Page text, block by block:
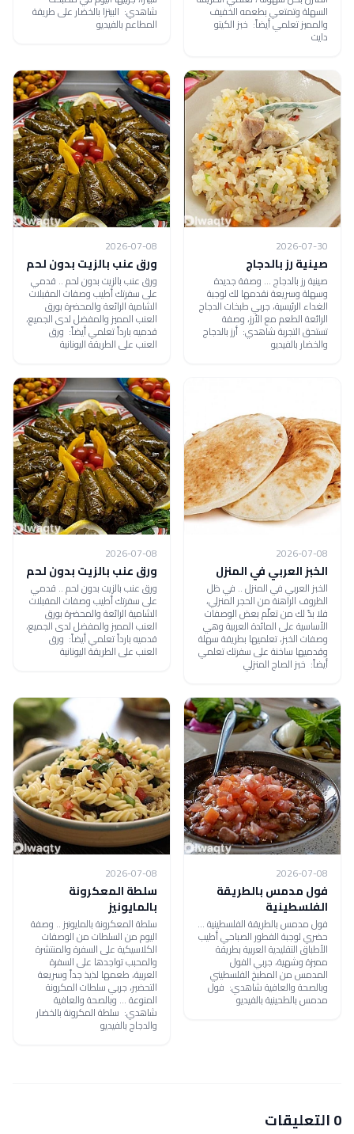
السهلة وتمتعي بطعمه الخفيف
والمميز تعلمي أيضاً: خبز الكيتو
دايت
شاهدي: البيتزا بالخضار على طريقة
المطاعم بالفيديو
2026-07-30
صينية رز بالدجاج
صينية رز بالدجاج ... وصفة جديدة
وسهلة وسريعة نقدمها لك لوجبة
الغداء الرئيسية، جربي طبخات الدجاج
الرائعة الطعم مع الأرز، وصفة
تستحق التجربة شاهدي: أرز بالدجاج
والخضار بالفيديو
2026-07-08
ورق عنب بالزيت بدون لحم
ورق عنب بالزيت بدون لحم .. قدمي
على سفرتك أطيب وصفات المقبلات
الشامية الرائعة والمحضرة بورق
العنب المميز والمفضل لدى الجميع،
قدميه بارداً تعلمي أيضاً: ورق
العنب على الطريقة اليونانية
2026-07-08
الخبز العربي في المنزل
الخبز العربي في المنزل .. في ظل
الظروف الراهنة من الحجر المنزلي،
فلا بدّ لك من تعلّم بعض الوصفات
الأساسية على المائدة العربية وهي
وصفات الخبز، تعلميها بطريقة سهلة
وقدميها ساخنة على سفرتك تعلمي
أيضاً: خبز الصاج المنزلي
2026-07-08
ورق عنب بالزيت بدون لحم
ورق عنب بالزيت بدون لحم .. قدمي
على سفرتك أطيب وصفات المقبلات
الشامية الرائعة والمحضرة بورق
العنب المميز والمفضل لدى الجميع،
قدميه بارداً تعلمي أيضاً: ورق
العنب على الطريقة اليونانية
2026-07-08
فول مدمس بالطريقة
الفلسطينية
فول مدمس بالطريقة الفلسطينية ...
حضري لوجبة الفطور الصباحي أطيب
الأطباق التقليدية العربية بطريقة
مميزة وشهية، جربي الفول
المدمس من المطبخ الفلسطيني
وبالصحة والعافية شاهدي: فول
مدمس بالطحينية بالفيديو
2026-07-08
سلطة المعكرونة
بالمايونيز
سلطة المعكرونة بالمايونيز .. وصفة
اليوم من السلطات من الوصفات
الكلاسيكية على السفرة والمنتشرة
والمحبب تواجدها على السفرة
العربية، طعمها لذيذ جداً وسريعة
التحضير، جربي سلطات المكرونة
المنوعة ... وبالصحة والعافية
شاهدي: سلطة المكرونة بالخضار
والدجاج بالفيديو
0 التعليقات